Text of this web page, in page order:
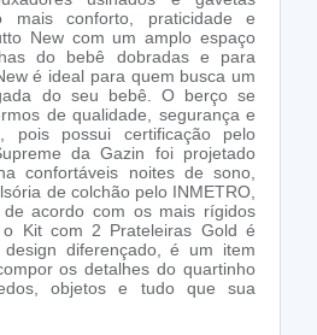
mais conforto, praticidade e
New com um amplo espaço
do bebê dobradas e para
é ideal para quem busca um
do seu bebê. O berço se
de qualidade, segurança e
pois possui certificação pelo
da Gazin foi projetado
confortáveis noites de sono,
de colchão pelo INMETRO,
acordo com os mais rígidos
Kit com 2 Prateleiras Gold é
diferençado, é um item
os detalhes do quartinho
objetos e tudo que sua